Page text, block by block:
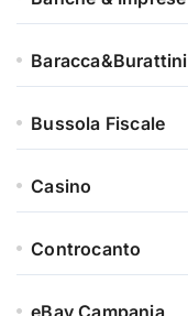
Baracca&Burattini
Bussola Fiscale
Casino
Controcanto